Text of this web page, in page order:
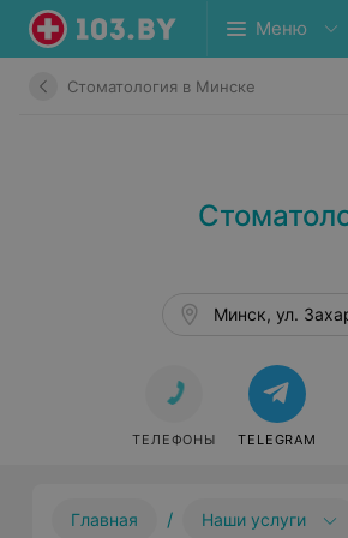
Меню
Стоматология в Минске
Минск, ул.
ТЕЛЕФОНЫ TELEGRAM
Главная / Наши услуги